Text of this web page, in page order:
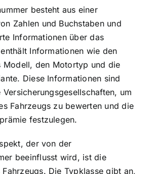
besteht aus einer
Zahlen und Buchstaben und
Informationen über das
Informationen wie den
Modell, den Motortyp und die
Diese Informationen sind
um
Fahrzeugs zu bewerten und die
festzulegen.
der von der
beeinflusst wird, ist die
Die Typklasse gibt an,